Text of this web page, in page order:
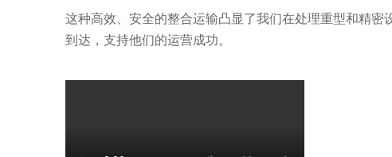
这种高效、安全的整合运输凸显了我们在处理重型和精
到达，支持他们的运营成功。